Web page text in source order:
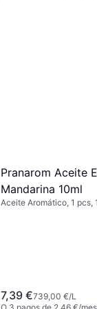
Pranarom Aceite
Mandarina 10ml
Aceite Aromático, 1 pcs,
7,39 €739,00 €/L